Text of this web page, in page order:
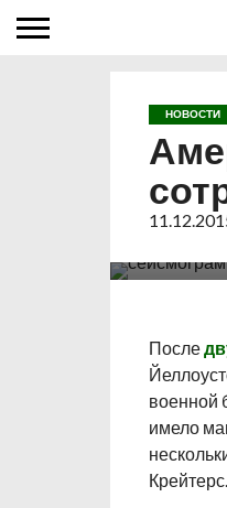
НОВОСТИ
Сегодня
После
военной
имело
Крейтерс.